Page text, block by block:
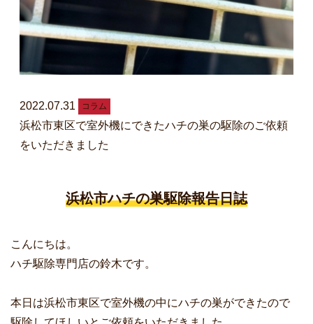
2022.07.31 コラム
浜松市東区で室外機にできたハチの巣の駆除のご依頼
をいただきました
浜松市ハチの巣駆除報告日誌
こんにちは。
ハチ駆除専門店の鈴木です。
本日は浜松市東区で室外機の中にハチの巣ができたので